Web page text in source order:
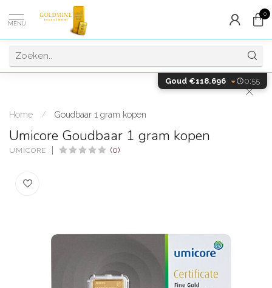
MENU
0
Home / Goudbaar 1 gram kopen
Umicore Goudbaar 1 gram kopen
UMICORE (0)
Goud €118.696 0:55